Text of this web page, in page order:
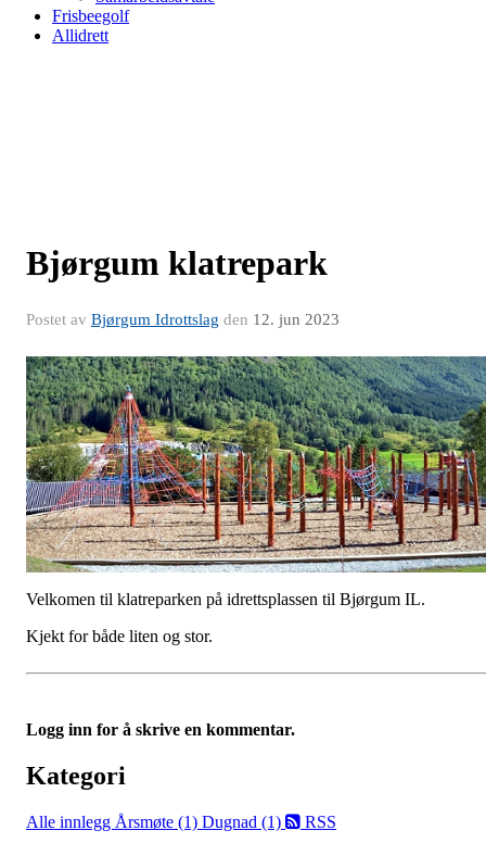
Frisbeegolf
Allidrett
Bjørgum klatrepark
Postet av Bjørgum Idrottslag den 12. jun 2023
Velkomen til klatreparken på idrettsplassen til Bjørgum IL.
Kjekt for både liten og stor.
Logg inn for å skrive en kommentar.
Kategori
Alle innlegg Årsmøte (1) Dugnad (1) RSS